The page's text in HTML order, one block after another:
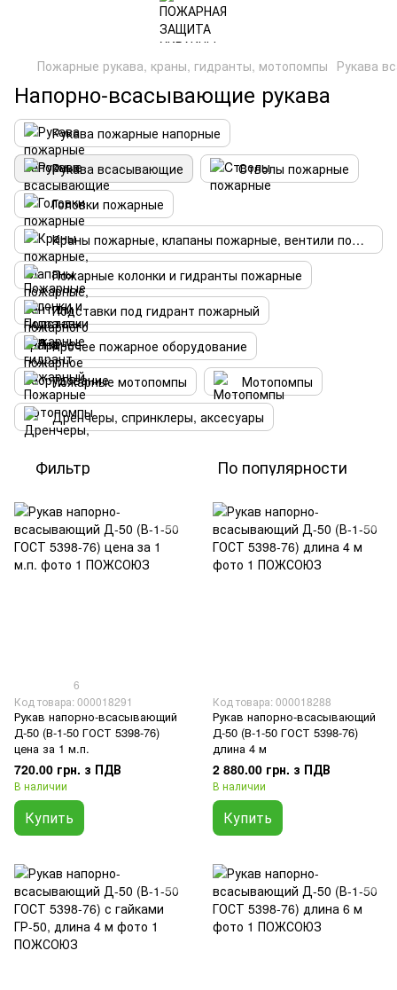
Пожарные рукава, краны, гидранты, мотопомпы Рукава
Напорно-всасывающие рукава
Рукава пожарные напорные
Рукава всасывающие
Cтволы пожарные
Головки пожарные
Краны пожарные, клапаны пожарные, вентили пожарного крана
Пожарные колонки и гидранты пожарные
Подставки под гидрант пожарный
Прочее пожарное оборудование
Пожарные мотопомпы
Мотопомпы
Дренчеры, спринклеры, аксесуары
Фильтр По популярности
6
Код товара: 000018291
Рукав напорно-всасывающий
Д-50 (В-1-50 ГОСТ 5398-76)
цена за 1 м.п.
720.00 грн. з ПДВ
В наличии
Купить
Код товара: 000018288
Рукав напорно-всасывающий
Д-50 (В-1-50 ГОСТ 5398-76)
длина 4 м
2 880.00 грн. з ПДВ
В наличии
Купить